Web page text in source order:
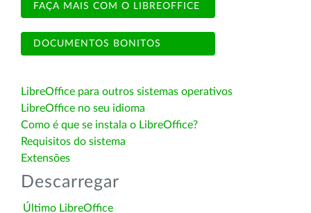
FAÇA MAIS COM O LIBREOFFICE
DOCUMENTOS BONITOS
LibreOffice para outros sistemas operativos
LibreOffice no seu idioma
Como é que se instala o LibreOffice?
Requisitos do sistema
Extensões
Descarregar
Último LibreOffice